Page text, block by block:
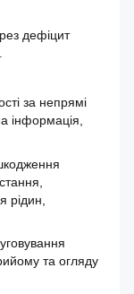
дефіцит
за непрямі
інформація,
рідин,
та огляду